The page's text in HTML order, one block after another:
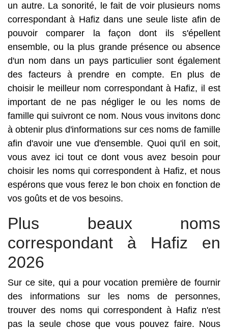
un autre. La sonorité, le fait de voir plusieurs noms
correspondant à Hafiz dans une seule liste afin de
pouvoir comparer la façon dont ils s'épellent
ensemble, ou la plus grande présence ou absence
d'un nom dans un pays particulier sont également
des facteurs à prendre en compte. En plus de
choisir le meilleur nom correspondant à Hafiz, il est
important de ne pas négliger le ou les noms de
famille qui suivront ce nom. Nous vous invitons donc
à obtenir plus d'informations sur ces noms de famille
afin d'avoir une vue d'ensemble. Quoi qu'il en soit,
vous avez ici tout ce dont vous avez besoin pour
choisir les noms qui correspondent à Hafiz, et nous
espérons que vous ferez le bon choix en fonction de
vos goûts et de vos besoins.
Plus beaux noms
correspondant à Hafiz en
2026
Sur ce site, qui a pour vocation première de fournir
des informations sur les noms de personnes,
trouver des noms qui correspondent à Hafiz n'est
pas la seule chose que vous pouvez faire. Nous